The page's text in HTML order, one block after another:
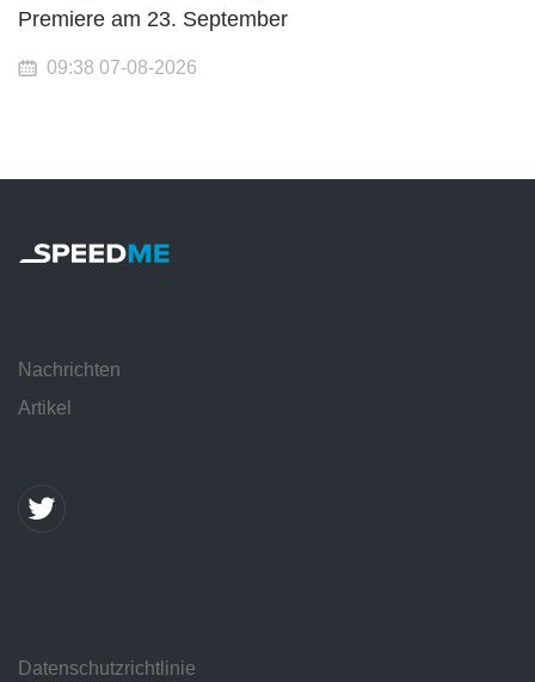
Premiere am 23. September
09:38 07-08-2026
Nachrichten
Artikel
Datenschutzrichtlinie